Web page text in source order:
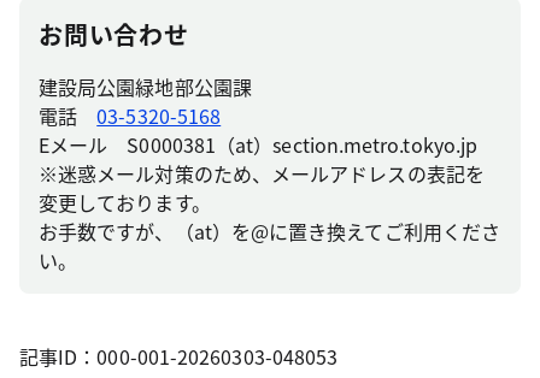
お問い合わせ
建設局公園緑地部公園課
電話03-5320-5168
Eメール S0000381（at）section.metro.tokyo.jp
※迷惑メール対策のため、メールアドレスの表記を
変更しております。
お手数ですが、（at）を@に置き換えてご利用くださ
い。
記事ID：000-001-20260303-048053